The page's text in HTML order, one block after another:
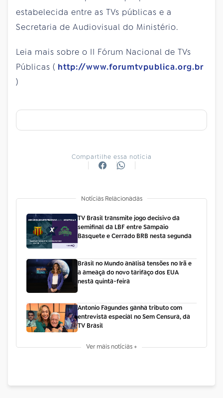
estabelecida entre as TVs públicas e a
Secretaria de Audiovisual do Ministério.
Leia mais sobre o II Fórum Nacional de TVs
Públicas ( http://www.forumtvpublica.org.br
)
Compartilhe essa notícia
Notícias Relacionadas
TV Brasil transmite jogo decisivo da
semifinal da LBF entre Sampaio
Basquete e Cerrado BRB nesta segunda
Brasil no Mundo analisa tensões no Irã e
a ameaça do novo tarifaço dos EUA
nesta quinta-feira
Antonio Fagundes ganha tributo com
entrevista especial no Sem Censura, da
TV Brasil
Ver mais notícias +